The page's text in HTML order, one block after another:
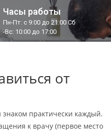
Часы работы
Пн-Пт: с 9:00 до 21:00 Сб
-Вс: 10:00 до 17:00
от
практически каждый.
к врачу (первое место